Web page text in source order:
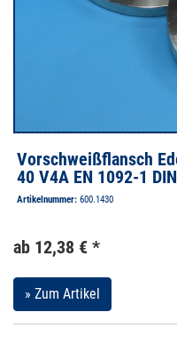
Vorschweißflansch
40 V4A EN 1092-1
Artikelnummer: 600.1430
ab 12,38 € *
» Zum Artikel